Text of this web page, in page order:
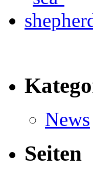
News
Seiten